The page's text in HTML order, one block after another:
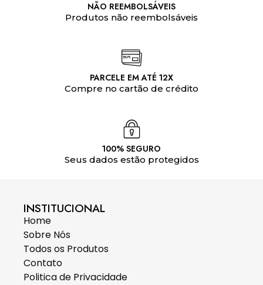
NÃO REEMBOLSÁVEIS
Produtos não reembolsáveis
PARCELE EM ATÉ 12X
Compre no cartão de crédito
100% SEGURO
Seus dados estão protegidos
INSTITUCIONAL
Home
Sobre Nós
Todos os Produtos
Contato
Politica de Privacidade